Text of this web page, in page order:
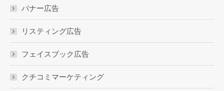
バナー広告
リスティング広告
フェイスブック広告
クチコミマーケティング